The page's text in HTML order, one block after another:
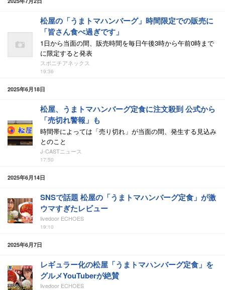
松屋の「うまトマハンバーグ」時間限定での販売に
「皆さん食べ過ぎです」
1日から当面の間、販売時間を毎日午後3時から午前0時まで
に限定すると発表
スポニチアネックス
19:36
2025年6月18日
松屋、うまトマハンバーグ定食に注文殺到 公式から
「売切れ警報」も
時間帯によっては「売り切れ」が当面の間、発生する見込み
とのこと
J-CASTニュース
17:50
2025年6月14日
SNSで話題 松屋の「うまトマハンバーグ定食」が激
ウマすぎたレビュー
livedoor ECHOES
19:10
2025年6月7日
レギュラー化の松屋「うまトマハンバーグ定食」を
グルメYouTuberが絶賛
livedoor ECHOES